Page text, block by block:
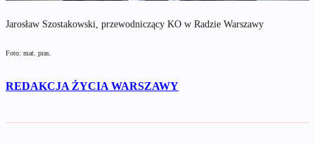
Jarosław Szostakowski, przewodniczący KO w Radzie Warszawy
Foto: mat. pras.
REDAKCJA ŻYCIA WARSZAWY